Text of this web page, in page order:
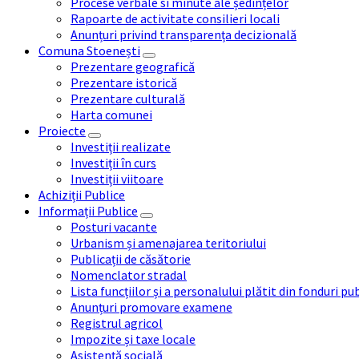
Rapoarte de activitate consilieri locali
Anunțuri privind transparența decizională
Comuna Stoenești
Prezentare geografică
Prezentare istorică
Prezentare culturală
Harta comunei
Proiecte
Investiții realizate
Investiții în curs
Investiții viitoare
Achiziții Publice
Informații Publice
Posturi vacante
Urbanism și amenajarea teritoriului
Publicații de căsătorie
Nomenclator stradal
Lista funcțiilor și a personalului plătit din fonduri
Anunțuri promovare examene
Registrul agricol
Impozite și taxe locale
Asistență socială